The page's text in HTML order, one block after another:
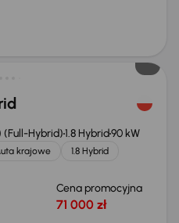
(Full-Hybrid)1.8 Hybrid90 kW
krajowe
1.8 Hybrid
Cena promocyjna
71 000 zł